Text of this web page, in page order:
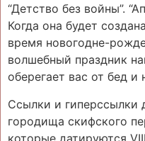
“Детство без войны”.
Когда она будет
время новогодне-
волшебный праздник
оберегает вас от бед и
Ссылки и гиперссылки
городища скифского
которые датируются